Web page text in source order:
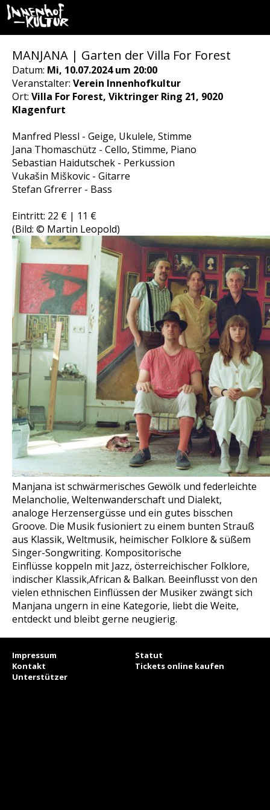
MANJANA | Garten der Villa For Forest
Datum: Mi, 10.07.2024 um 20:00
Veranstalter: Verein Innenhofkultur
Ort: Villa For Forest, Viktringer Ring 21, 9020
Klagenfurt
Manfred Plessl - Geige, Ukulele, Stimme
Jana Thomaschütz - Cello, Stimme, Piano
Sebastian Haidutschek - Perkussion
Vukašin Miškovic - Gitarre
Stefan Gfrerrer - Bass
Eintritt: 22 € | 11 €
(Bild: © Martin Leopold)
Manjana ist schwärmerisches Gewölk und federleichte
Melancholie, Weltenwanderschaft und Dialekt,
analoge Herzensergüsse und ein gutes bisschen
Groove. Die Musik fusioniert zu einem bunten Strauß
aus Klassik, Weltmusik, heimischer Folklore & süßem
Singer-Songwriting. Kompositorische
Einflüsse koppeln mit Jazz, österreichischer Folklore,
indischer Klassik,African & Balkan. Beeinflusst von den
vielen ethnischen Einflüssen der Musiker zwängt sich
Manjana ungern in eine Kategorie, liebt die Weite,
entdeckt und bleibt gerne neugierig.
Impressum
Statut
Kontakt
Tickets online kaufen
Unterstützer